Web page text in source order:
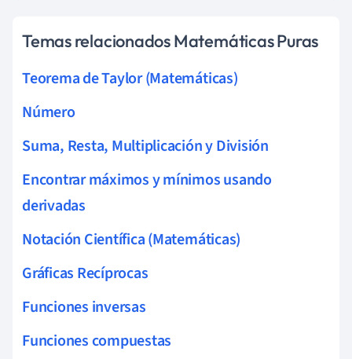
Temas relacionados Matemáticas Puras
Teorema de Taylor (Matemáticas)
Número
Suma, Resta, Multiplicación y División
Encontrar máximos y mínimos usando
derivadas
Notación Científica (Matemáticas)
Gráficas Recíprocas
Funciones inversas
Funciones compuestas